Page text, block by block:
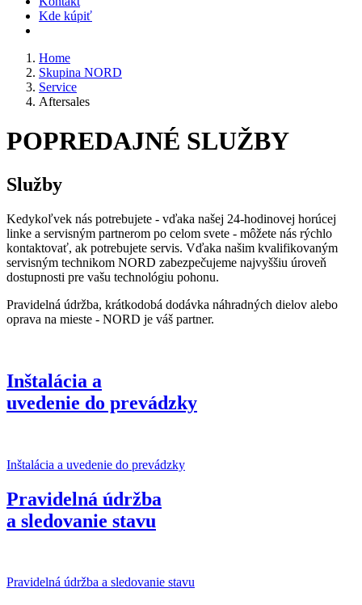
Kde kúpiť
Home
Skupina NORD
Service
Aftersales
POPREDAJNÉ SLUŽBY
Služby
Kedykoľvek nás potrebujete - vďaka našej 24-hodinovej horúcej
linke a servisným partnerom po celom svete - môžete nás rýchlo
kontaktovať, ak potrebujete servis. Vďaka našim kvalifikovaným
servisným technikom NORD zabezpečujeme najvyššiu úroveň
dostupnosti pre vašu technológiu pohonu.
Pravidelná údržba, krátkodobá dodávka náhradných dielov alebo
oprava na mieste - NORD je váš partner.
Inštalácia a
uvedenie do prevádzky
Inštalácia a uvedenie do prevádzky
Pravidelná údržba
a sledovanie stavu
Pravidelná údržba a sledovanie stavu